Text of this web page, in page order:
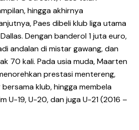
hingga akhirnya
Paes dibeli klub liga utama
Dengan banderol 1 juta euro,
andalan di mistar gawang, dan
70 kali. Pada usia muda, Maarten
prestasi mentereng,
klub, hingga membela
U-19, U-20, dan juga U-21 (2016 –